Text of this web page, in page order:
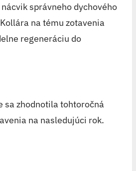
správneho dychového
na tému zotavenia
regeneráciu do
sa zhodnotila tohtoročná
na nasledujúci rok.